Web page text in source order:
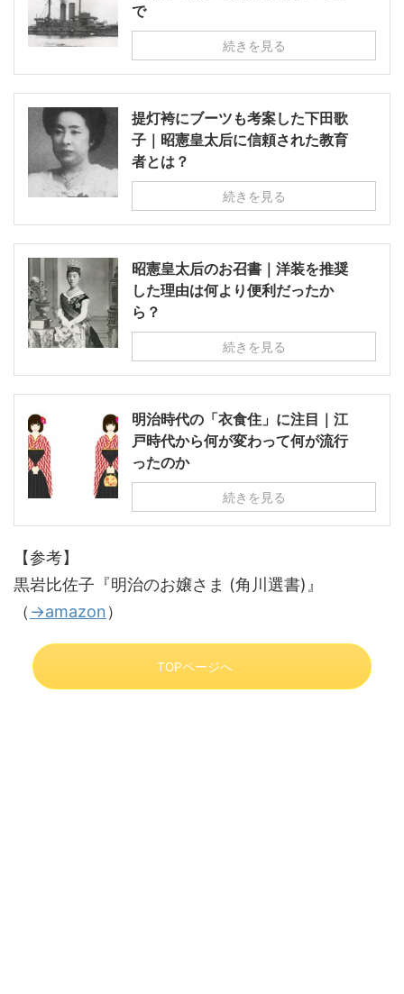
で
続きを見る
提灯袴にブーツも考案した下田歌
子｜昭憲皇太后に信頼された教育
者とは？
続きを見る
昭憲皇太后のお召書｜洋装を推奨
した理由は何より便利だったか
ら？
続きを見る
明治時代の「衣食住」に注目｜江
戸時代から何が変わって何が流行
ったのか
続きを見る
【参考】
黒岩比佐子『明治のお嬢さま (角川選書)』
（ →amazon）
TOPページへ